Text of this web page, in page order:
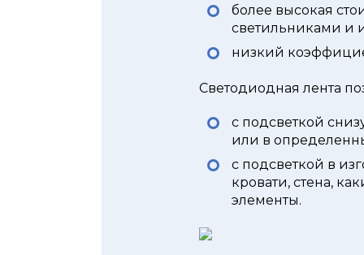
более высокая
светильниками и
низкий
Светодиодная лента
с подсветкой
или в
с подсветкой в
кровати, стена,
элементы.